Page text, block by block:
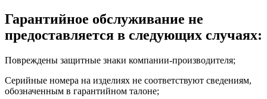
Гарантийное обслуживание не
предоставляется в следующих случаях:
Повреждены защитные знаки компании-производителя;
Серийные номера на изделиях не соответствуют сведениям,
обозначенным в гарантийном талоне;